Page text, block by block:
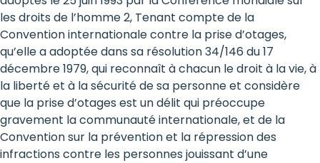
Positioning
girls
at
the
heart
les droits de l’homme 2, Tenant compte de la
Convention internationale contre la prise d’otages,
qu’elle a adoptée dans sa résolution 34/146 du 17
décembre 1979, qui reconnaît à chacun le droit à la vie, à
la liberté et à la sécurité de sa personne et considère
que la prise d’otages est un délit qui préoccupe
gravement la communauté internationale, et de la
Convention sur la prévention et la répression des
infractions contre les personnes jouissant d’une